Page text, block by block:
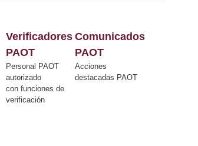
Verificadores
PAOT
Personal PAOT
autorizado
con funciones de
verificación
Comunicados
PAOT
Acciones
destacadas PAOT